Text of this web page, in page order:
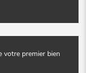
votre premier bien